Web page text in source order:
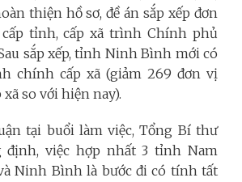
thiện hồ sơ, đề án sắp xếp đơn
tỉnh, cấp xã trình Chính phủ
sắp xếp, tỉnh Ninh Bình mới có
chính cấp xã (giảm 269 đơn vị
so với hiện nay).
tại buổi làm việc, Tổng Bí thư
định, việc hợp nhất 3 tỉnh Nam
Ninh Bình là bước đi có tính tất